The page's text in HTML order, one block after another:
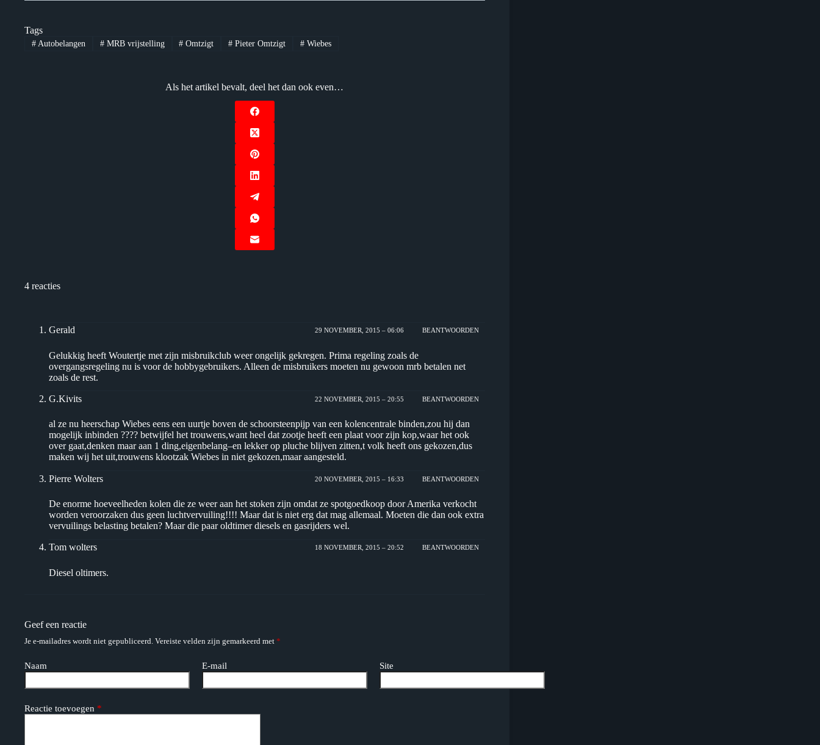
Tags
#Autobelangen #MRB vrijstelling # Omtzigt # Pieter Omtzigt # Wiebes
Als het artikel bevalt, deel het dan ook even…
4 reacties
Gerald 29 NOVEMBER, 2015 – 06:06 BEANTWOORDEN
Gelukkig heeft Woutertje met zijn misbruikclub weer ongelijk gekregen. Prima regeling zoals de
overgangsregeling nu is voor de hobbygebruikers. Alleen de misbruikers moeten nu gewoon mrb betalen net
zoals de rest.
G.Kivits 22 NOVEMBER, 2015 – 20:55 BEANTWOORDEN
al ze nu heerschap Wiebes eens een uurtje boven de schoorsteenpijp van een kolencentrale binden,zou hij dan
mogelijk inbinden ???? betwijfel het trouwens,want heel dat zootje heeft een plaat voor zijn kop,waar het ook
over gaat,denken maar aan 1 ding,eigenbelang–en lekker op pluche blijven zitten,t volk heeft ons gekozen,dus
maken wij het uit,trouwens klootzak Wiebes in niet gekozen,maar aangesteld.
Pierre Wolters 20 NOVEMBER, 2015 – 16:33 BEANTWOORDEN
De enorme hoeveelheden kolen die ze weer aan het stoken zijn omdat ze spotgoedkoop door Amerika verkocht
worden veroorzaken dus geen luchtvervuiling!!!! Maar dat is niet erg dat mag allemaal. Moeten die dan ook extra
vervuilings belasting betalen? Maar die paar oldtimer diesels en gasrijders wel.
Tom wolters 18 NOVEMBER, 2015 – 20:52 BEANTWOORDEN
Diesel oltimers.
Geef een reactie
Je e-mailadres wordt niet gepubliceerd. Vereiste velden zijn gemarkeerd met *
Naam E-mail Site
Reactie toevoegen *